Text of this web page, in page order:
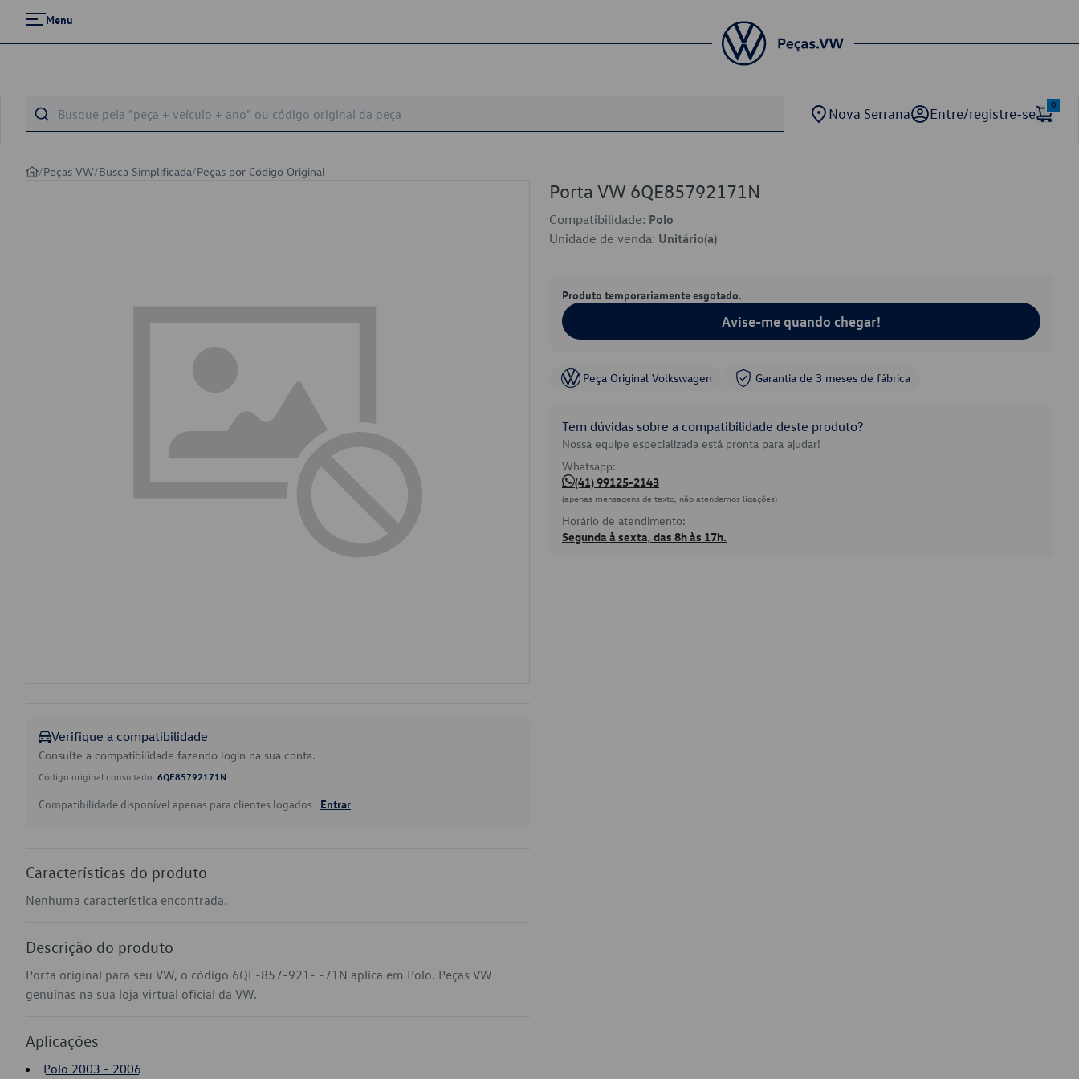
Menu
Nova Serrana Entre/registre-se
0
/Peças VW/Busca Simplificada/Peças por Código Original
Verifique a compatibilidade
Consulte a compatibilidade fazendo login na sua conta.
Código original consultado: 6QE85792171N
Compatibilidade disponível apenas para clientes logados. Entrar
Características do produto
Nenhuma característica encontrada.
Descrição do produto
Porta original para seu VW, o código 6QE-857-921- -71N aplica em Polo. Peças VW
genuínas na sua loja virtual oficial da VW.
Aplicações
Polo 2003 - 2006
Porta VW 6QE85792171N
Compatibilidade: Polo
Unidade de venda: Unitário(a)
Produto temporariamente esgotado.
Avise-me quando chegar!
Peça Original Volkswagen Garantia de 3 meses de fábrica
Tem dúvidas sobre a compatibilidade deste produto?
Nossa equipe especializada está pronta para ajudar!
Whatsapp:
(41) 99125-2143
(apenas mensagens de texto, não atendemos ligações)
Horário de atendimento:
Segunda à sexta, das 8h às 17h.